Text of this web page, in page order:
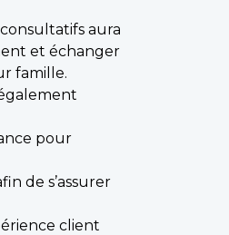
aura
et échanger
famille.
pour
de s’assurer
client